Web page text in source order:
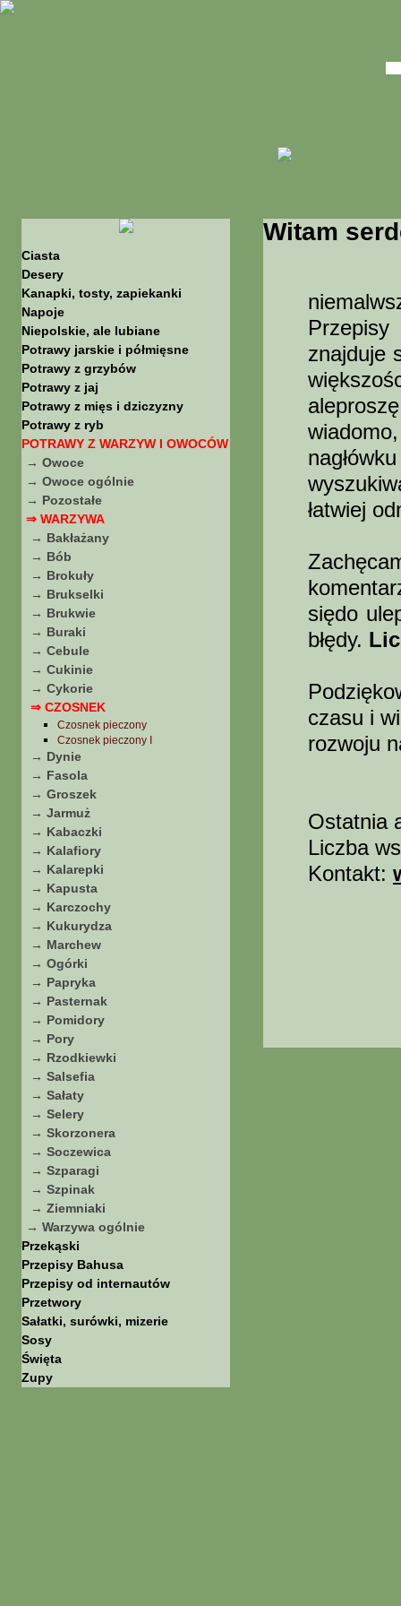
Ciasta
Desery
Kanapki, tosty, zapiekanki
Napoje
Niepolskie, ale lubiane
Potrawy jarskie i półmięsne
Potrawy z grzybów
Potrawy z jaj
Potrawy z mięs i dziczyzny
Potrawy z ryb
POTRAWY Z WARZYW I OWOCÓW
→ Owoce
→ Owoce ogólnie
→ Pozostałe
⇒ WARZYWA
→ Bakłażany
→ Bób
→ Brokuły
→ Brukselki
→ Brukwie
→ Buraki
→ Cebule
→ Cukinie
→ Cykorie
⇒ CZOSNEK
Czosnek pieczony
Czosnek pieczony I
→ Dynie
→ Fasola
→ Groszek
→ Jarmuż
→ Kabaczki
→ Kalafiory
→ Kalarepki
→ Kapusta
→ Karczochy
→ Kukurydza
→ Marchew
→ Ogórki
→ Papryka
→ Pasternak
→ Pomidory
→ Pory
→ Rzodkiewki
→ Salsefia
→ Sałaty
→ Selery
→ Skorzonera
→ Soczewica
→ Szparagi
→ Szpinak
→ Ziemniaki
→ Warzywa ogólnie
Przekąski
Przepisy Bahusa
Przepisy od internautów
Przetwory
Sałatki, surówki, mizerie
Sosy
Święta
Zupy
Witam
znajduje
łatwiej
siędo
błędy.
czasu i
rozwoju
Ostatnia
Liczba
Kontakt: